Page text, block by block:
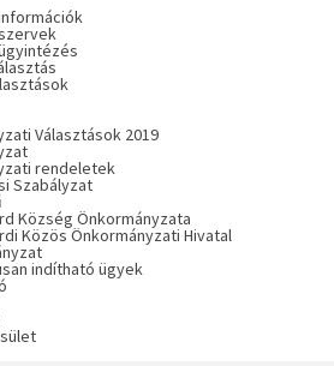
Választások 2019
rendeletek
Szabályzat
Község Önkormányzata
Közös Önkormányzati Hivatal
indítható ügyek